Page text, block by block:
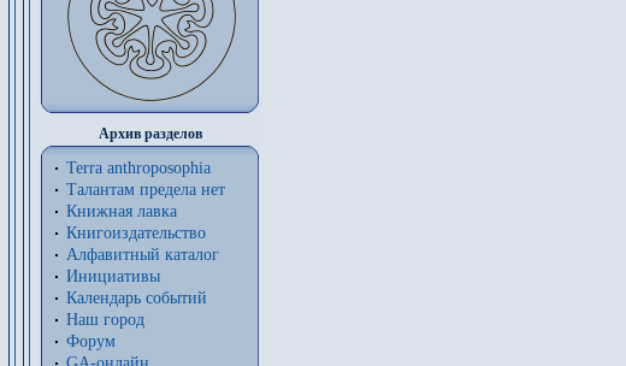
Архив разделов
Terra anthroposophia
Талантам предела нет
Книжная лавка
Книгоиздательство
Алфавитный каталог
Инициативы
Календарь событий
Наш город
Форум